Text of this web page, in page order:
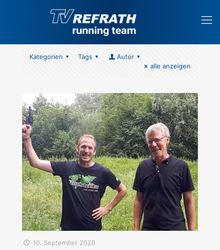
Kategorien Tags
Autor
alle anzeigen
10. September 2020